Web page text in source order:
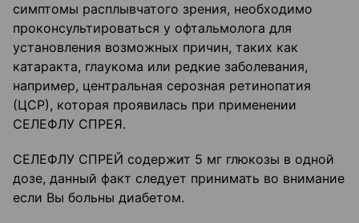
симптомы расплывчатого зрения, необходимо
проконсультироваться у офтальмолога для
установления возможных причин, таких как
катаракта, глаукома или редкие заболевания,
например, центральная серозная ретинопатия
(ЦСР), которая проявилась при применении
СЕЛЕФЛУ СПРЕЯ.
СЕЛЕФЛУ СПРЕЙ содержит 5 мг глюкозы в одной
дозе, данный факт следует принимать во внимание
если Вы больны диабетом.